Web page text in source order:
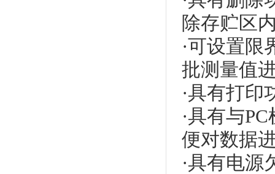
除存贮区
·可设置
批测量值
·具有打印
·具有与
便对数据
·具有电源